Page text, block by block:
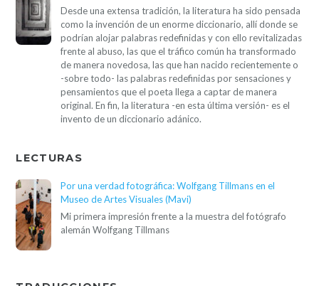
Desde una extensa tradición, la literatura ha sido pensada
como la invención de un enorme diccionario, allí donde se
podrían alojar palabras redefinidas y con ello revitalizadas
frente al abuso, las que el tráfico común ha transformado
de manera novedosa, las que han nacido recientemente o
-sobre todo- las palabras redefinidas por sensaciones y
pensamientos que el poeta llega a captar de manera
original. En fin, la literatura -en esta última versión- es el
invento de un diccionario adánico.
LECTURAS
Por una verdad fotográfica: Wolfgang Tillmans en el
Museo de Artes Visuales (Mavi)
Mi primera impresión frente a la muestra del fotógrafo
alemán Wolfgang Tillmans